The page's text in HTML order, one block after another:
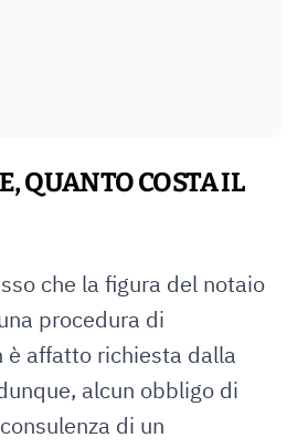
QUANTO COSTA IL
che la figura del notaio
procedura di
è affatto richiesta dalla
alcun obbligo di
di un